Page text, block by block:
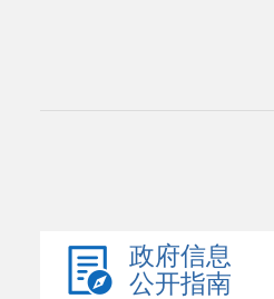
政府信息
公开指南